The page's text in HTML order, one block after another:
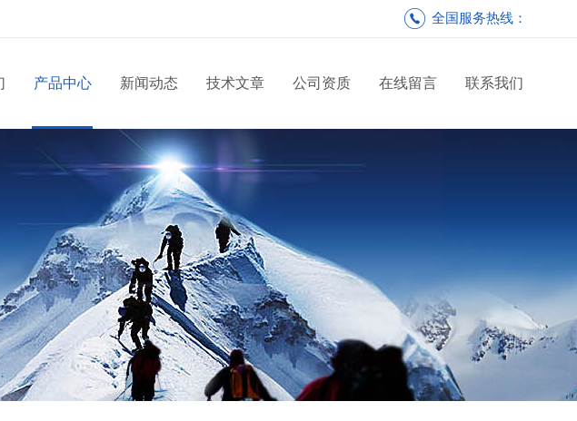
全国服务热线：
产品中心 新闻动态 技术文章 公司资质 在线留言 联系我们